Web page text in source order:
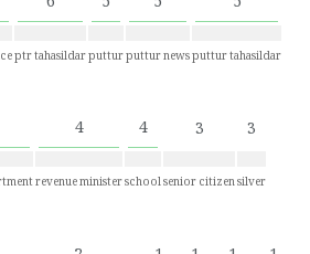
ptr tahasildarputturputtur newsputtur tahasildar
4
revenue minister
4
school
3
senior citizen
3
silver